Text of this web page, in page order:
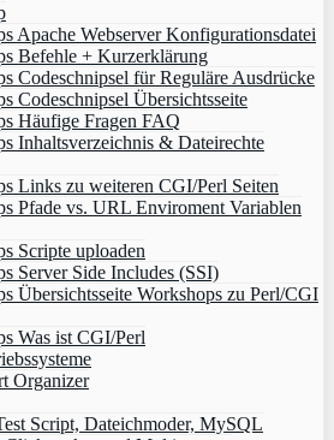
Apache Webserver Konfigurationsdatei
Befehle + Kurzerklärung
Codeschnipsel für Reguläre Ausdrücke
Codeschnipsel Übersichtsseite
Häufige Fragen FAQ
Inhaltsverzeichnis & Dateirechte
Links zu weiteren CGI/Perl Seiten
Pfade vs. URL Enviroment Variablen
Scripte uploaden
Server Side Includes (SSI)
Übersichtsseite Workshops zu Perl/CGI
Was ist CGI/Perl
Organizer
Script, Dateichmoder, MySQL